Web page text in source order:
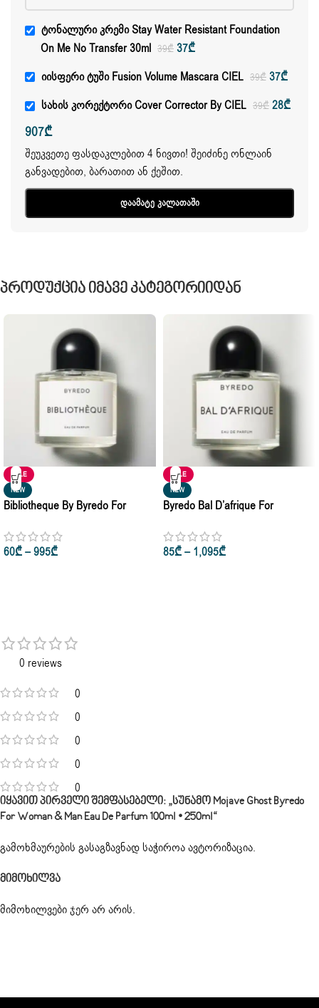
Ტონალური Კრემი Stay Water Resistant Foundation
On Me No Transfer 30ml 39₾ 37₾
Იისფერი Ტუში Fusion Volume Mascara CIEL 39₾ 37₾
Სახის Კორექტორი Cover Corrector By CIEL 39₾ 28₾
907₾
შეუკვეთე ფასდაკლებით 4 ნივთი! შეიძინე ონლაინ
განვადებით, ბარათით ან ქეშით.
Დაამატე Კალათაში
Პროდუქცია Იმავე Კატეგორიიდან
SALE
NEW
Bibliotheque By Byredo For
10ml • 50ml • 100ml
60₾–995₾
SALE
NEW
Byredo Bal D’afrique For
50ml • 100ml • 250ml
85₾– 1,095₾
0 reviews
0
0
0
0
0
Მიმოხილვა
მიმოხილვები ჯერ არ არის.
Იყავით Პირველი Შემფასებელი: „სუნამო Mojave Ghost Byredo
For Woman & Man Eau De Parfum 100ml • 250ml“
გამოხმაურების გასაგზავნად საჭიროაავტორიზაცია.